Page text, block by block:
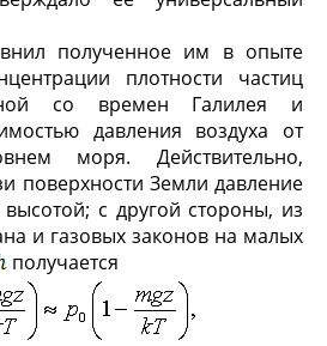
полученное им в опыте
плотности частиц
со времен Галилея и
давления воздуха от
моря. Действительно,
поверхности Земли давление
с другой стороны, из
и газовых законов на малых
получается